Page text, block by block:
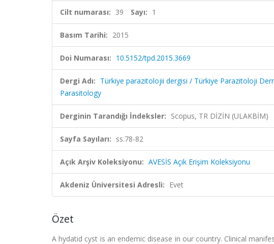
Cilt numarası: 39 Sayı: 1
Basım Tarihi: 2015
Doi Numarası: 10.5152/tpd.2015.3669
Dergi Adı: Türkiye parazitolojii dergisi / Türkiye Parazitoloji
Parasitology
Derginin Tarandığı İndeksler: Scopus, TR DİZİN (ULAKBİM)
Sayfa Sayıları: ss.78-82
Açık Arşiv Koleksiyonu: AVESİS Açık Erişim Koleksiyonu
Akdeniz Üniversitesi Adresli: Evet
Özet
A hydatid cyst is an endemic disease in our country. Clinical